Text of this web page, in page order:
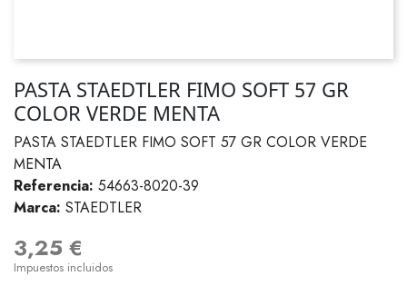
PASTA STAEDTLER FIMO SOFT 57 GR
COLOR VERDE MENTA
PASTA STAEDTLER FIMO SOFT 57 GR COLOR VERDE
MENTA
Referencia: 54663-8020-39
Marca: STAEDTLER
3,25 €
Impuestos incluidos